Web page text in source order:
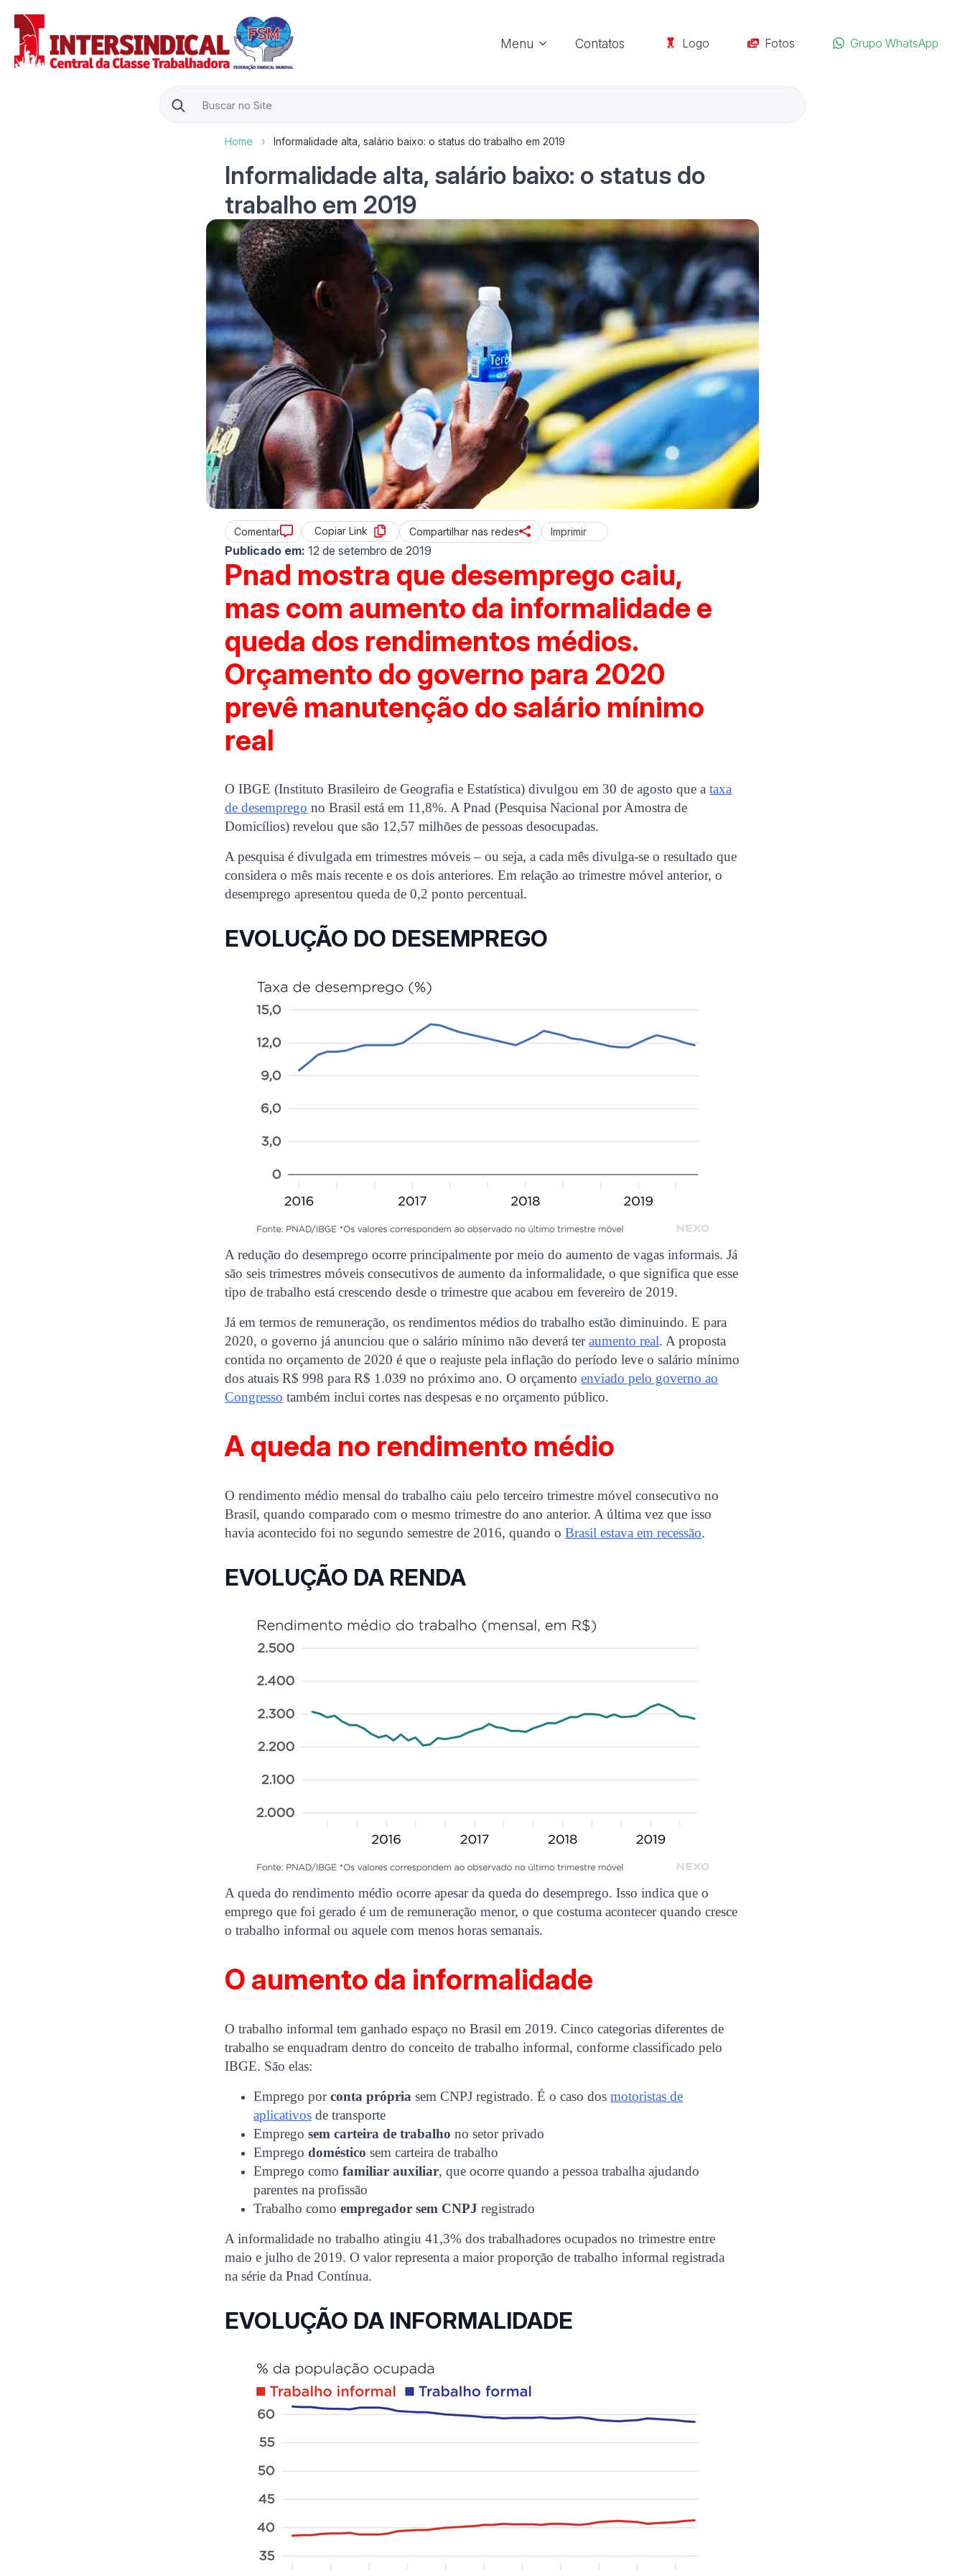
Menu Contatos Logo Fotos Grupo WhatsApp
Search
for:
Home › Informalidade alta, salário baixo: o status do trabalho em 2019
Informalidade alta, salário baixo: o status do
trabalho em 2019
Comentar Copiar Link Compartilhar nas redes Imprimir
Publicado em: 12 de setembro de 2019
Pnad mostra que desemprego caiu,
mas com aumento da informalidade e
queda dos rendimentos médios.
Orçamento do governo para 2020
prevê manutenção do salário mínimo
real
O IBGE (Instituto Brasileiro de Geografia e Estatística) divulgou em 30 de agosto que ataxa
de desemprego no Brasil está em 11,8%. A Pnad (Pesquisa Nacional por Amostra de
Domicílios) revelou que são 12,57 milhões de pessoas desocupadas.
A pesquisa é divulgada em trimestres móveis – ou seja, a cada mês divulga-se o resultado que
considera o mês mais recente e os dois anteriores. Em relação ao trimestre móvel anterior, o
desemprego apresentou queda de 0,2 ponto percentual.
EVOLUÇÃO DO DESEMPREGO
A redução do desemprego ocorre principalmente por meio do aumento de vagas informais. Já
são seis trimestres móveis consecutivos de aumento da informalidade, o que significa que esse
tipo de trabalho está crescendo desde o trimestre que acabou em fevereiro de 2019.
Já em termos de remuneração, os rendimentos médios do trabalho estão diminuindo. E para
2020, o governo já anunciou que o salário mínimo não deverá teraumento real. A proposta
contida no orçamento de 2020 é que o reajuste pela inflação do período leve o salário mínimo
dos atuais R$ 998 para R$ 1.039 no próximo ano. O orçamentoenviado pelo governo ao
Congresso também inclui cortes nas despesas e no orçamento público.
A queda no rendimento médio
O rendimento médio mensal do trabalho caiu pelo terceiro trimestre móvel consecutivo no
Brasil, quando comparado com o mesmo trimestre do ano anterior. A última vez que isso
havia acontecido foi no segundo semestre de 2016, quando oBrasil estava em recessão.
EVOLUÇÃO DA RENDA
A queda do rendimento médio ocorre apesar da queda do desemprego. Isso indica que o
emprego que foi gerado é um de remuneração menor, o que costuma acontecer quando cresce
o trabalho informal ou aquele com menos horas semanais.
O aumento da informalidade
O trabalho informal tem ganhado espaço no Brasil em 2019. Cinco categorias diferentes de
trabalho se enquadram dentro do conceito de trabalho informal, conforme classificado pelo
IBGE. São elas:
Emprego porconta própria sem CNPJ registrado. É o caso dosmotoristas de
aplicativos de transporte
Empregosem carteira de trabalho no setor privado
Empregodoméstico sem carteira de trabalho
Emprego comofamiliar auxiliar, que ocorre quando a pessoa trabalha ajudando
parentes na profissão
Trabalho comoempregador sem CNPJ registrado
A informalidade no trabalho atingiu 41,3% dos trabalhadores ocupados no trimestre entre
maio e julho de 2019. O valor representa a maior proporção de trabalho informal registrada
na série da Pnad Contínua.
EVOLUÇÃO DA INFORMALIDADE